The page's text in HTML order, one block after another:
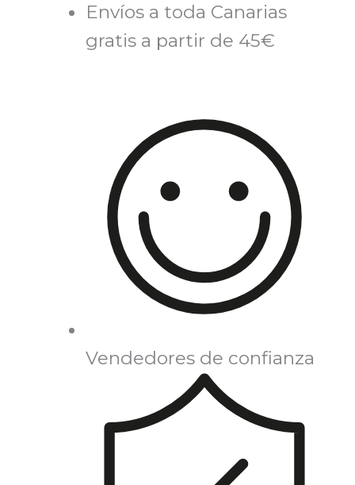
Envíos a toda Canarias
gratis a partir de 45€
Vendedores de confianza